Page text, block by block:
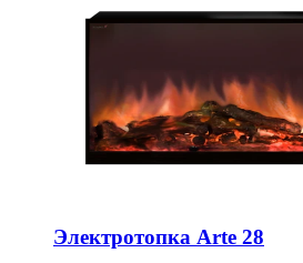
Электротопка Arte 28